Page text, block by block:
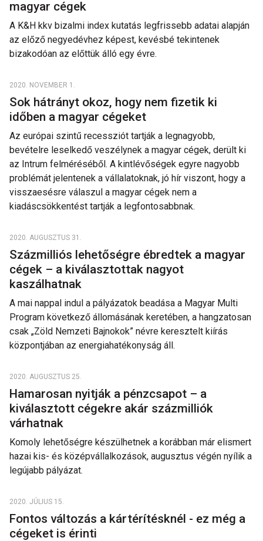
magyar cégek
A K&H kkv bizalmi index kutatás legfrissebb adatai alapján
az előző negyedévhez képest, kevésbé tekintenek
bizakodóan az előttük álló egy évre.
2020. NOVEMBER 1.
Sok hátrányt okoz, hogy nem fizetik ki
időben a magyar cégeket
Az európai szintű recessziót tartják a legnagyobb,
bevételre leselkedő veszélynek a magyar cégek, derült ki
az Intrum felméréséből. A kintlévőségek egyre nagyobb
problémát jelentenek a vállalatoknak, jó hír viszont, hogy a
visszaesésre válaszul a magyar cégek nem a
kiadáscsökkentést tartják a legfontosabbnak.
2020. AUGUSZTUS 31.
Százmilliós lehetőségre ébredtek a magyar
cégek – a kiválasztottak nagyot
kaszálhatnak
A mai nappal indul a pályázatok beadása a Magyar Multi
Program következő állomásának keretében, a hangzatosan
csak „Zöld Nemzeti Bajnokok” névre keresztelt kiírás
központjában az energiahatékonyság áll.
2020. AUGUSZTUS 25.
Hamarosan nyitják a pénzcsapot – a
kiválasztott cégekre akár százmilliók
várhatnak
Komoly lehetőségre készülhetnek a korábban már elismert
hazai kis- és középvállalkozások, augusztus végén nyílik a
legújabb pályázat.
2020. JÚLIUS 15.
Fontos változás a kártérítésknél - ez még a
cégeket is érinti